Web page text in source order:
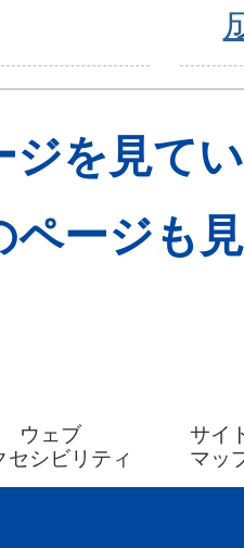
ジを見て
ページも
ウェブ
セシビリティ
サイ
マッ